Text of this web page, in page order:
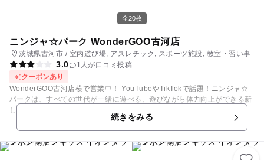
全20枚
ニンジャ☆パーク WonderGOO古河店
茨城県古河市 / 室内遊び場, アスレチック, スポーツ施設, 教室・習い事
3.0
1人が口コミ投稿
クーポンあり
WonderGOO古河店横で営業中！ YouTubeやTikTokで話題！ニンジャ☆
パークは、すべての世代が一緒に遊べる、遊びながら体力向上ができる新
しい形のアミューズメントスポーツクラブです。単発会員、月額会員、そ
してキッズの放課後スクールの3つのご利用方法から選べます。 月額定額
会員になるとボルダリングやトランポリン等各エリアごとの専属トレーナ
ーによる本格レッスンが受け放題！初心者から上級者、すべての世代が体
力づくりのために、健康のために、毎日でも楽しむことができるのがニン
続きをみる